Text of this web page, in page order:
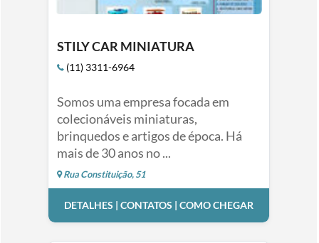
STILY CAR MINIATURA
(11) 3311-6964
Somos uma empresa focada em
colecionáveis miniaturas,
brinquedos e artigos de época. Há
mais de 30 anos no ...
Rua Constituição, 51
DETALHES | CONTATOS | COMO CHEGAR